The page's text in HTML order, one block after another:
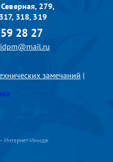
279,
318, 319
28 27
замечаний |
Интернет-Имидж